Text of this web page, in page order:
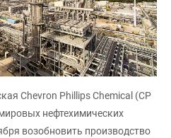
Chevron Phillips Chemical (CP
нефтехимических
возобновить производство